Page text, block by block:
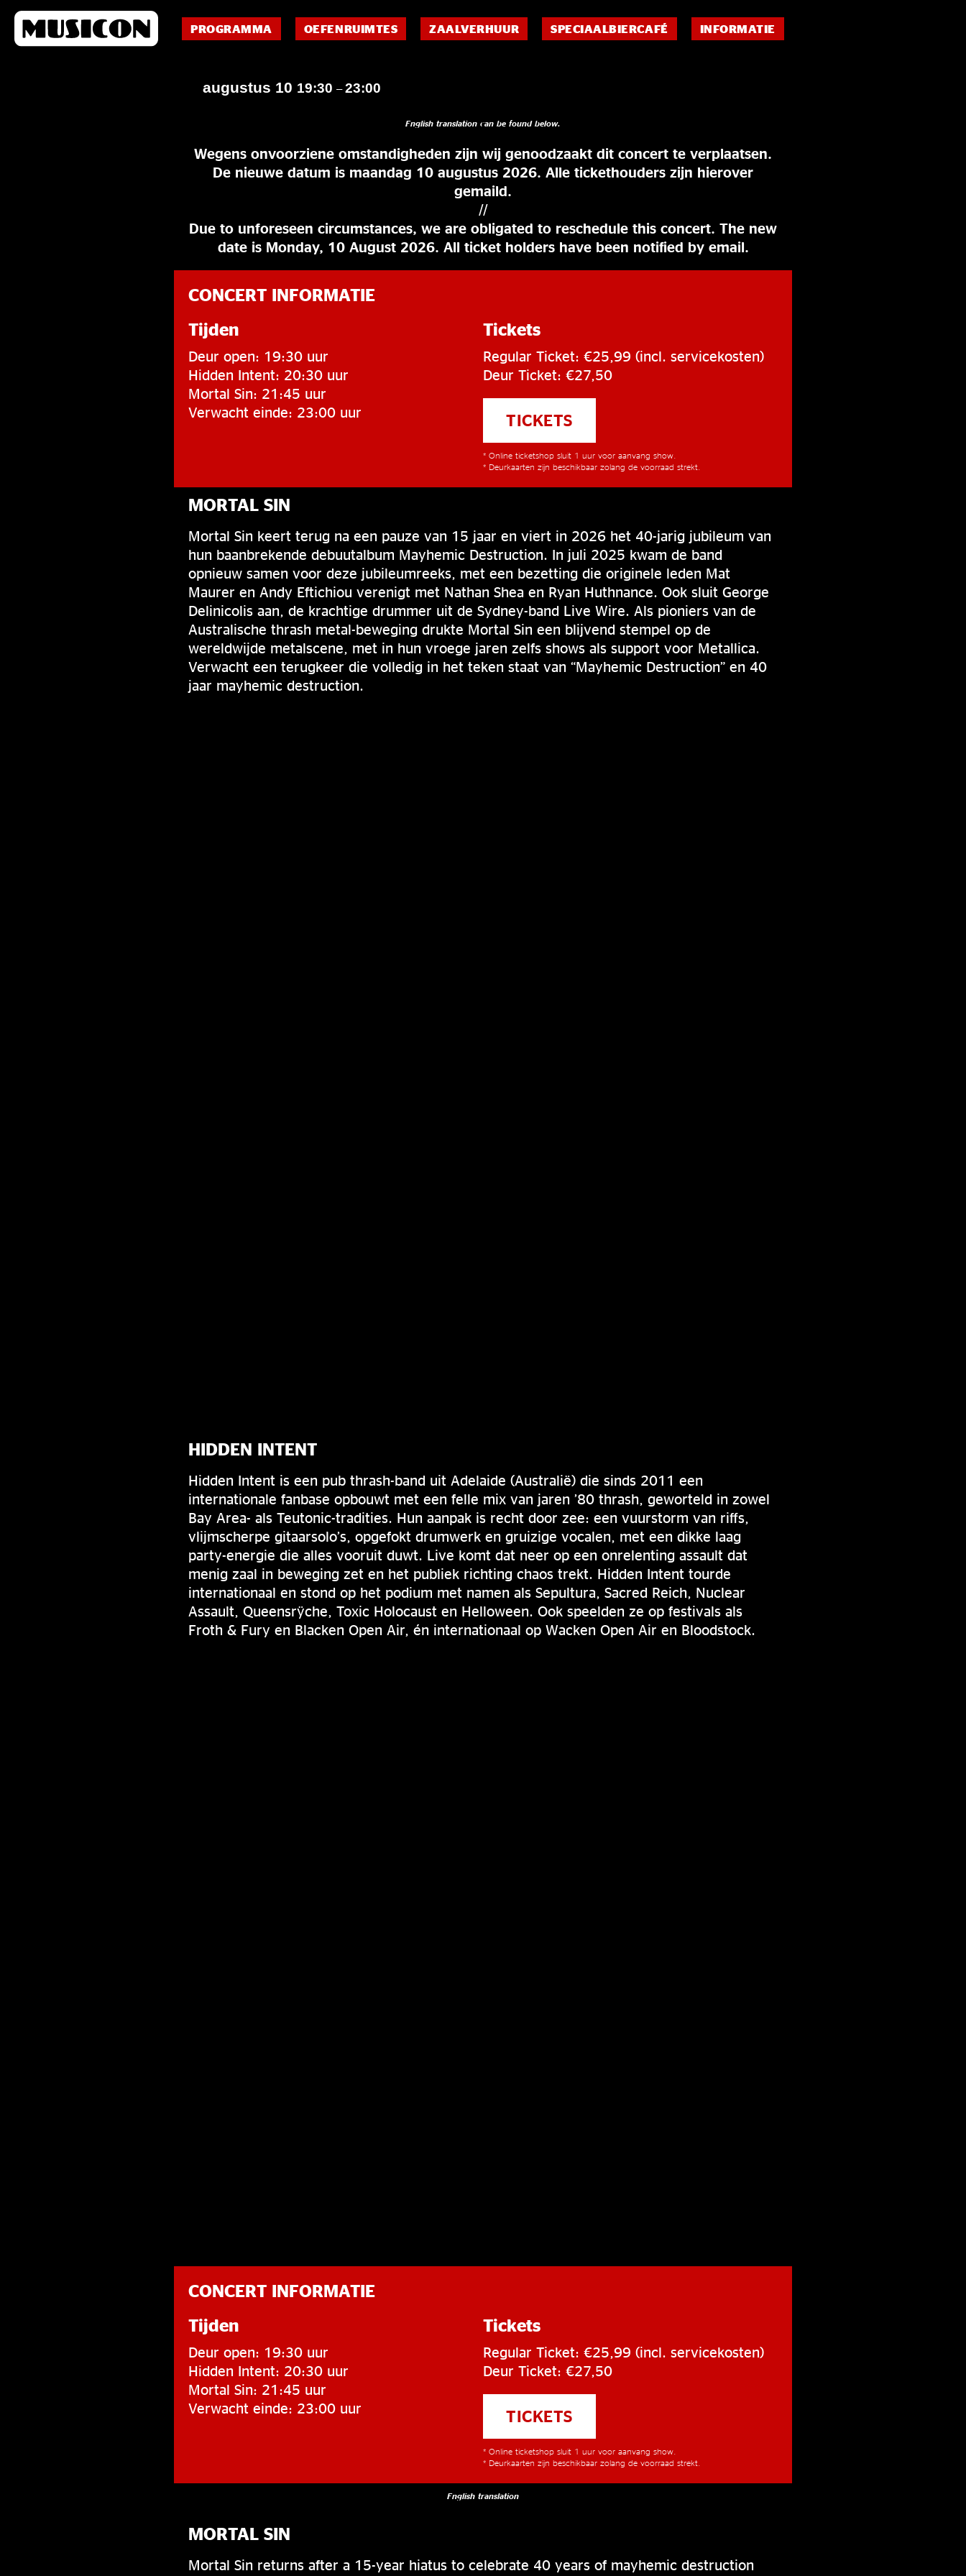
PROGRAMMA OEFENRUIMTES ZAALVERHUUR SPECIAALBIERCAFÉ INFORMATIE
augustus 10 19:30 –23:00
English translation can be found below.
Wegens onvoorziene omstandigheden zijn wij genoodzaakt dit concert te verplaatsen.
De nieuwe datum is maandag 10 augustus 2026. Alle tickethouders zijn hierover
gemaild.
//
Due to unforeseen circumstances, we are obligated to reschedule this concert. The new
date is Monday, 10 August 2026. All ticket holders have been notified by email.
CONCERT INFORMATIE
Tijden
Deur open: 19:30 uur
Hidden Intent: 20:30 uur
Mortal Sin: 21:45 uur
Verwacht einde: 23:00 uur
Tickets
Regular Ticket: €25,99 (incl. servicekosten)
Deur Ticket: €27,50
TICKETS
* Online ticketshop sluit 1 uur voor aanvang show.
* Deurkaarten zijn beschikbaar zolang de voorraad strekt.
MORTAL SIN
Mortal Sin keert terug na een pauze van 15 jaar en viert in 2026 het 40-jarig jubileum van
hun baanbrekende debuutalbum Mayhemic Destruction. In juli 2025 kwam de band
opnieuw samen voor deze jubileumreeks, met een bezetting die originele leden Mat
Maurer en Andy Eftichiou verenigt met Nathan Shea en Ryan Huthnance. Ook sluit George
Delinicolis aan, de krachtige drummer uit de Sydney-band Live Wire. Als pioniers van de
Australische thrash metal-beweging drukte Mortal Sin een blijvend stempel op de
wereldwijde metalscene, met in hun vroege jaren zelfs shows als support voor Metallica.
Verwacht een terugkeer die volledig in het teken staat van “Mayhemic Destruction” en 40
jaar mayhemic destruction.
HIDDEN INTENT
Hidden Intent is een pub thrash-band uit Adelaide (Australië) die sinds 2011 een
internationale fanbase opbouwt met een felle mix van jaren ’80 thrash, geworteld in zowel
Bay Area- als Teutonic-tradities. Hun aanpak is recht door zee: een vuurstorm van riffs,
vlijmscherpe gitaarsolo’s, opgefokt drumwerk en gruizige vocalen, met een dikke laag
party-energie die alles vooruit duwt. Live komt dat neer op een onrelenting assault dat
menig zaal in beweging zet en het publiek richting chaos trekt. Hidden Intent tourde
internationaal en stond op het podium met namen als Sepultura, Sacred Reich, Nuclear
Assault, Queensrÿche, Toxic Holocaust en Helloween. Ook speelden ze op festivals als
Froth & Fury en Blacken Open Air, én internationaal op Wacken Open Air en Bloodstock.
CONCERT INFORMATIE
Tijden
Deur open: 19:30 uur
Hidden Intent: 20:30 uur
Mortal Sin: 21:45 uur
Verwacht einde: 23:00 uur
Tickets
Regular Ticket: €25,99 (incl. servicekosten)
Deur Ticket: €27,50
TICKETS
* Online ticketshop sluit 1 uur voor aanvang show.
* Deurkaarten zijn beschikbaar zolang de voorraad strekt.
English translation
MORTAL SIN
Mortal Sin returns after a 15-year hiatus to celebrate 40 years of mayhemic destruction